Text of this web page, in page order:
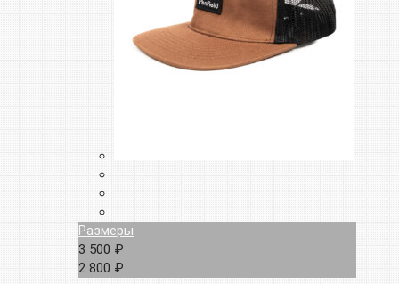
Размеры
3 500 ₽
2 800 ₽